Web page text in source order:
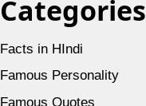
Categories
Facts in HIndi
Famous Personality
Famous Quotes